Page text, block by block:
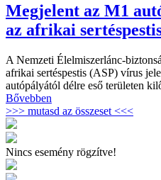
Megjelent az M1
az afrikai
A Nemzeti Élelmiszerlánc-
afrikai sertéspestis (ASP) vírus
autópályától délre eső területen
Bővebben
>>> mutasd az összeset <<<
Nincs esemény rögzítve!